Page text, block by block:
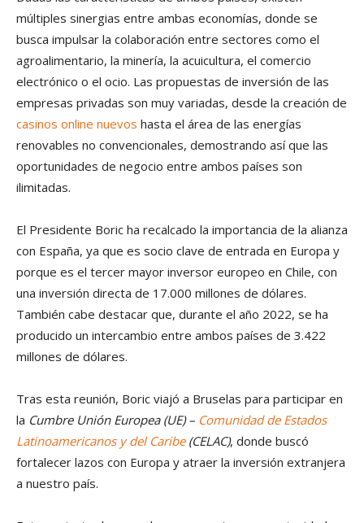
múltiples sinergias entre ambas economías, donde se
busca impulsar la colaboración entre sectores como el
agroalimentario, la minería, la acuicultura, el comercio
electrónico o el ocio. Las propuestas de inversión de las
empresas privadas son muy variadas, desde la creación de
casinos online nuevos hasta el área de las energías
renovables no convencionales, demostrando así que las
oportunidades de negocio entre ambos países son
ilimitadas.
El Presidente Boric ha recalcado la importancia de la alianza
con España, ya que es socio clave de entrada en Europa y
porque es el tercer mayor inversor europeo en Chile, con
una inversión directa de 17.000 millones de dólares.
También cabe destacar que, durante el año 2022, se ha
producido un intercambio entre ambos países de 3.422
millones de dólares.
Tras esta reunión, Boric viajó a Bruselas para participar en
la Cumbre Unión Europea (UE) – Comunidad de Estados
Latinoamericanos y del Caribe(CELAC), donde buscó
fortalecer lazos con Europa y atraer la inversión extranjera
a nuestro país.